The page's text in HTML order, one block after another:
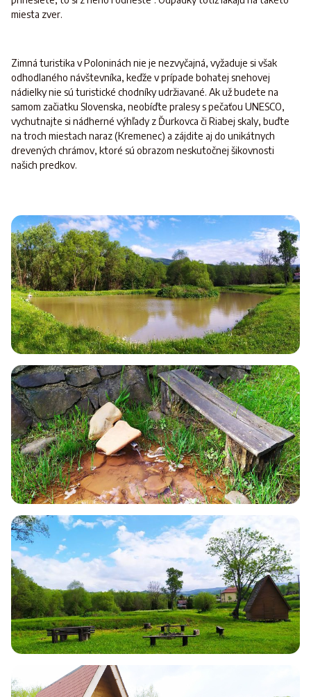
miesta zver.
Zimná turistika v Poloninách nie je nezvyčajná, vyžaduje si však
odhodlaného návštevníka, keďže v prípade bohatej snehovej
nádielky nie sú turistické chodníky udržiavané. Ak už budete na
samom začiatku Slovenska, neobíďte pralesy s pečaťou UNESCO,
vychutnajte si nádherné výhľady z Ďurkovca či Riabej skaly, buďte
na troch miestach naraz (Kremenec) a zájdite aj do unikátnych
drevených chrámov, ktoré sú obrazom neskutočnej šikovnosti
našich predkov.